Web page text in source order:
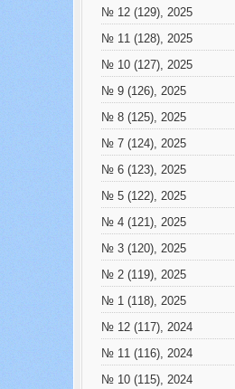
№ 12 (129), 2025
№ 11 (128), 2025
№ 10 (127), 2025
№ 9 (126), 2025
№ 8 (125), 2025
№ 7 (124), 2025
№ 6 (123), 2025
№ 5 (122), 2025
№ 4 (121), 2025
№ 3 (120), 2025
№ 2 (119), 2025
№ 1 (118), 2025
№ 12 (117), 2024
№ 11 (116), 2024
№ 10 (115), 2024